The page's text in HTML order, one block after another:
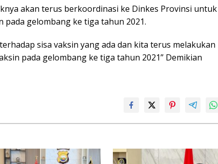
akan terus berkoordinasi ke Dinkes Provinsi untuk
gelombang ke tiga tahun 2021.
sisa vaksin yang ada dan kita terus melakukan
pada gelombang ke tiga tahun 2021” Demikian